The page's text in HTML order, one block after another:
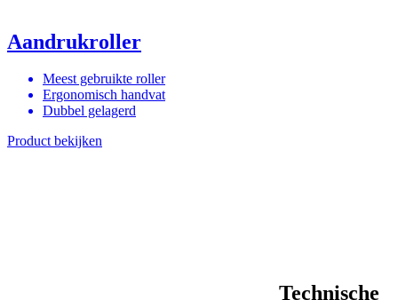
Aandrukroller
Meest gebruikte roller
Ergonomisch handvat
Dubbel gelagerd
Product bekijken
Technische